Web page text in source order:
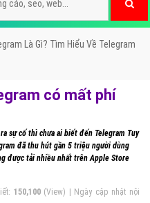
Là Gì? Tìm Hiểu Về Telegram
có mất phí
sự cố thì chưa ai biết đến Telegram Tuy
đã thu hút gần 5 triệu người dùng
được tải nhiều nhất trên Apple Store
150,100(View) | Ngày cập nhật nội